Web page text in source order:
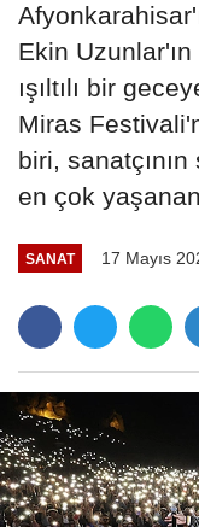
Ekin Uzunlar'ın
ışıltılı bir
Miras
biri,
en çok
SANAT 17 Mayıs